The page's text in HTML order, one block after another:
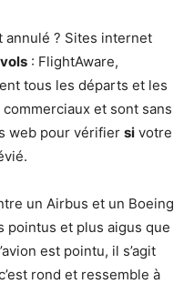
annulé ? Sites internet
vols : FlightAware,
tous les départs et les
commerciaux et sont sans
web pour vérifier si votre
un Airbus et un Boeing
pointus et plus aigus que
est pointu, il s’agit
rond et ressemble à